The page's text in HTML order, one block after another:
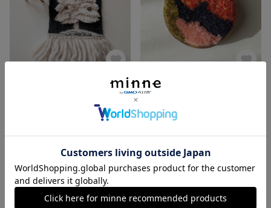
手織りクリスマスツリータペストリー
手織りノッティングトレイ